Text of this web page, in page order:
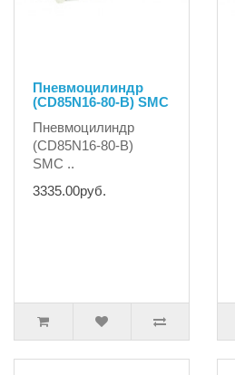
Пневмоцилиндр
(CD85N16-80-B) SMC
Пневмоцилиндр
(CD85N16-80-B)
SMC ..
3335.00руб.